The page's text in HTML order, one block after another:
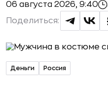
06 августа 2026, 9:40
Поделиться:
Деньги Россия